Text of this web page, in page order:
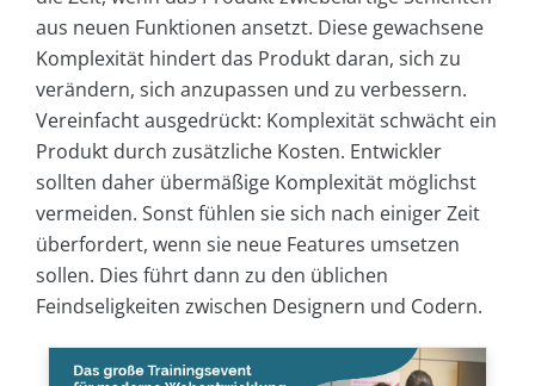
aus neuen Funktionen ansetzt. Diese gewachsene
Komplexität hindert das Produkt daran, sich zu
verändern, sich anzupassen und zu verbessern.
Vereinfacht ausgedrückt: Komplexität schwächt ein
Produkt durch zusätzliche Kosten. Entwickler
sollten daher übermäßige Komplexität möglichst
vermeiden. Sonst fühlen sie sich nach einiger Zeit
überfordert, wenn sie neue Features umsetzen
sollen. Dies führt dann zu den üblichen
Feindseligkeiten zwischen Designern und Codern.